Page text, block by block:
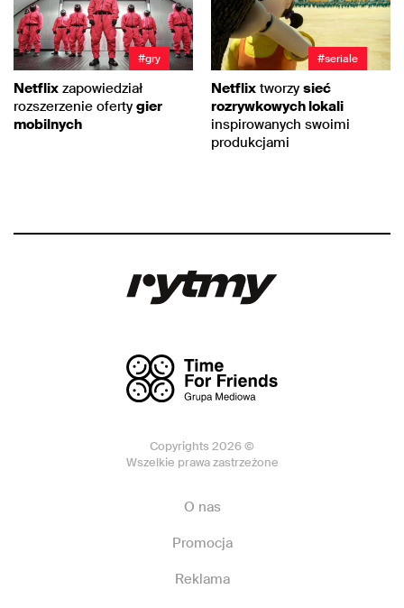
#gry
Netflix zapowiedział
rozszerzenie oferty gier
mobilnych
#seriale
Netflix tworzy sieć
rozrywkowych lokali
inspirowanych swoimi
produkcjami
Copyrights 2026 ©
Wszelkie prawa zastrzeżone
O nas
Promocja
Reklama